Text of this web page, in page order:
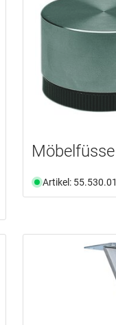
Möbelfüsse
Artikel: 55.530.01